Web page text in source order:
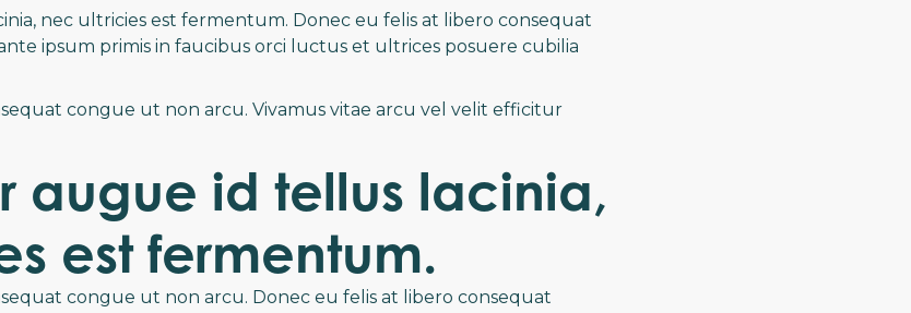
nec ultricies est fermentum. Donec eu felis at libero consequat
ipsum primis in faucibus orci luctus et ultrices posuere cubilia
congue ut non arcu. Vivamus vitae arcu vel velit efficitur
augue id tellus lacinia,
est fermentum.
congue ut non arcu. Donec eu felis at libero consequat